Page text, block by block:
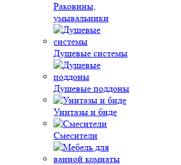
Раковины,
умывальники
Душевые системы
Душевые поддоны
Унитазы и биде
Смесители